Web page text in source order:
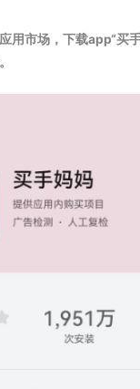
用市场，下载app“买